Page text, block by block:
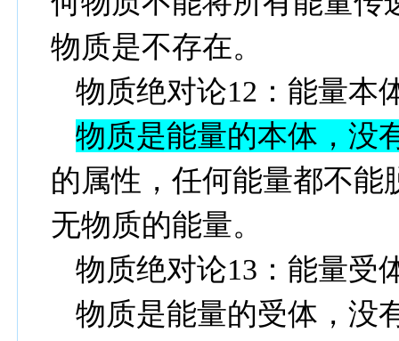
物质是不存在。
物质绝对论12 ：能量本
物质是能量的本体，没
的属性，任何能量都不能
无物质的能量。
物质绝对论13 ：能量受
物质是能量的受体，没